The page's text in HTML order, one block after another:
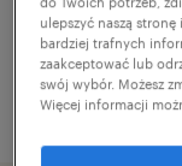
Zmień
kluczowe
ulepszyć naszą
bardziej trafnych
zaakceptować lub
swój wybór. Możesz
Więcej informacji